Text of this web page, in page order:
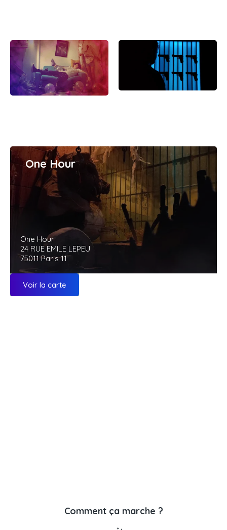
One Hour
One Hour
24 RUE EMILE LEPEU
75011 Paris 11
Voir la carte
Comment ça marche ?